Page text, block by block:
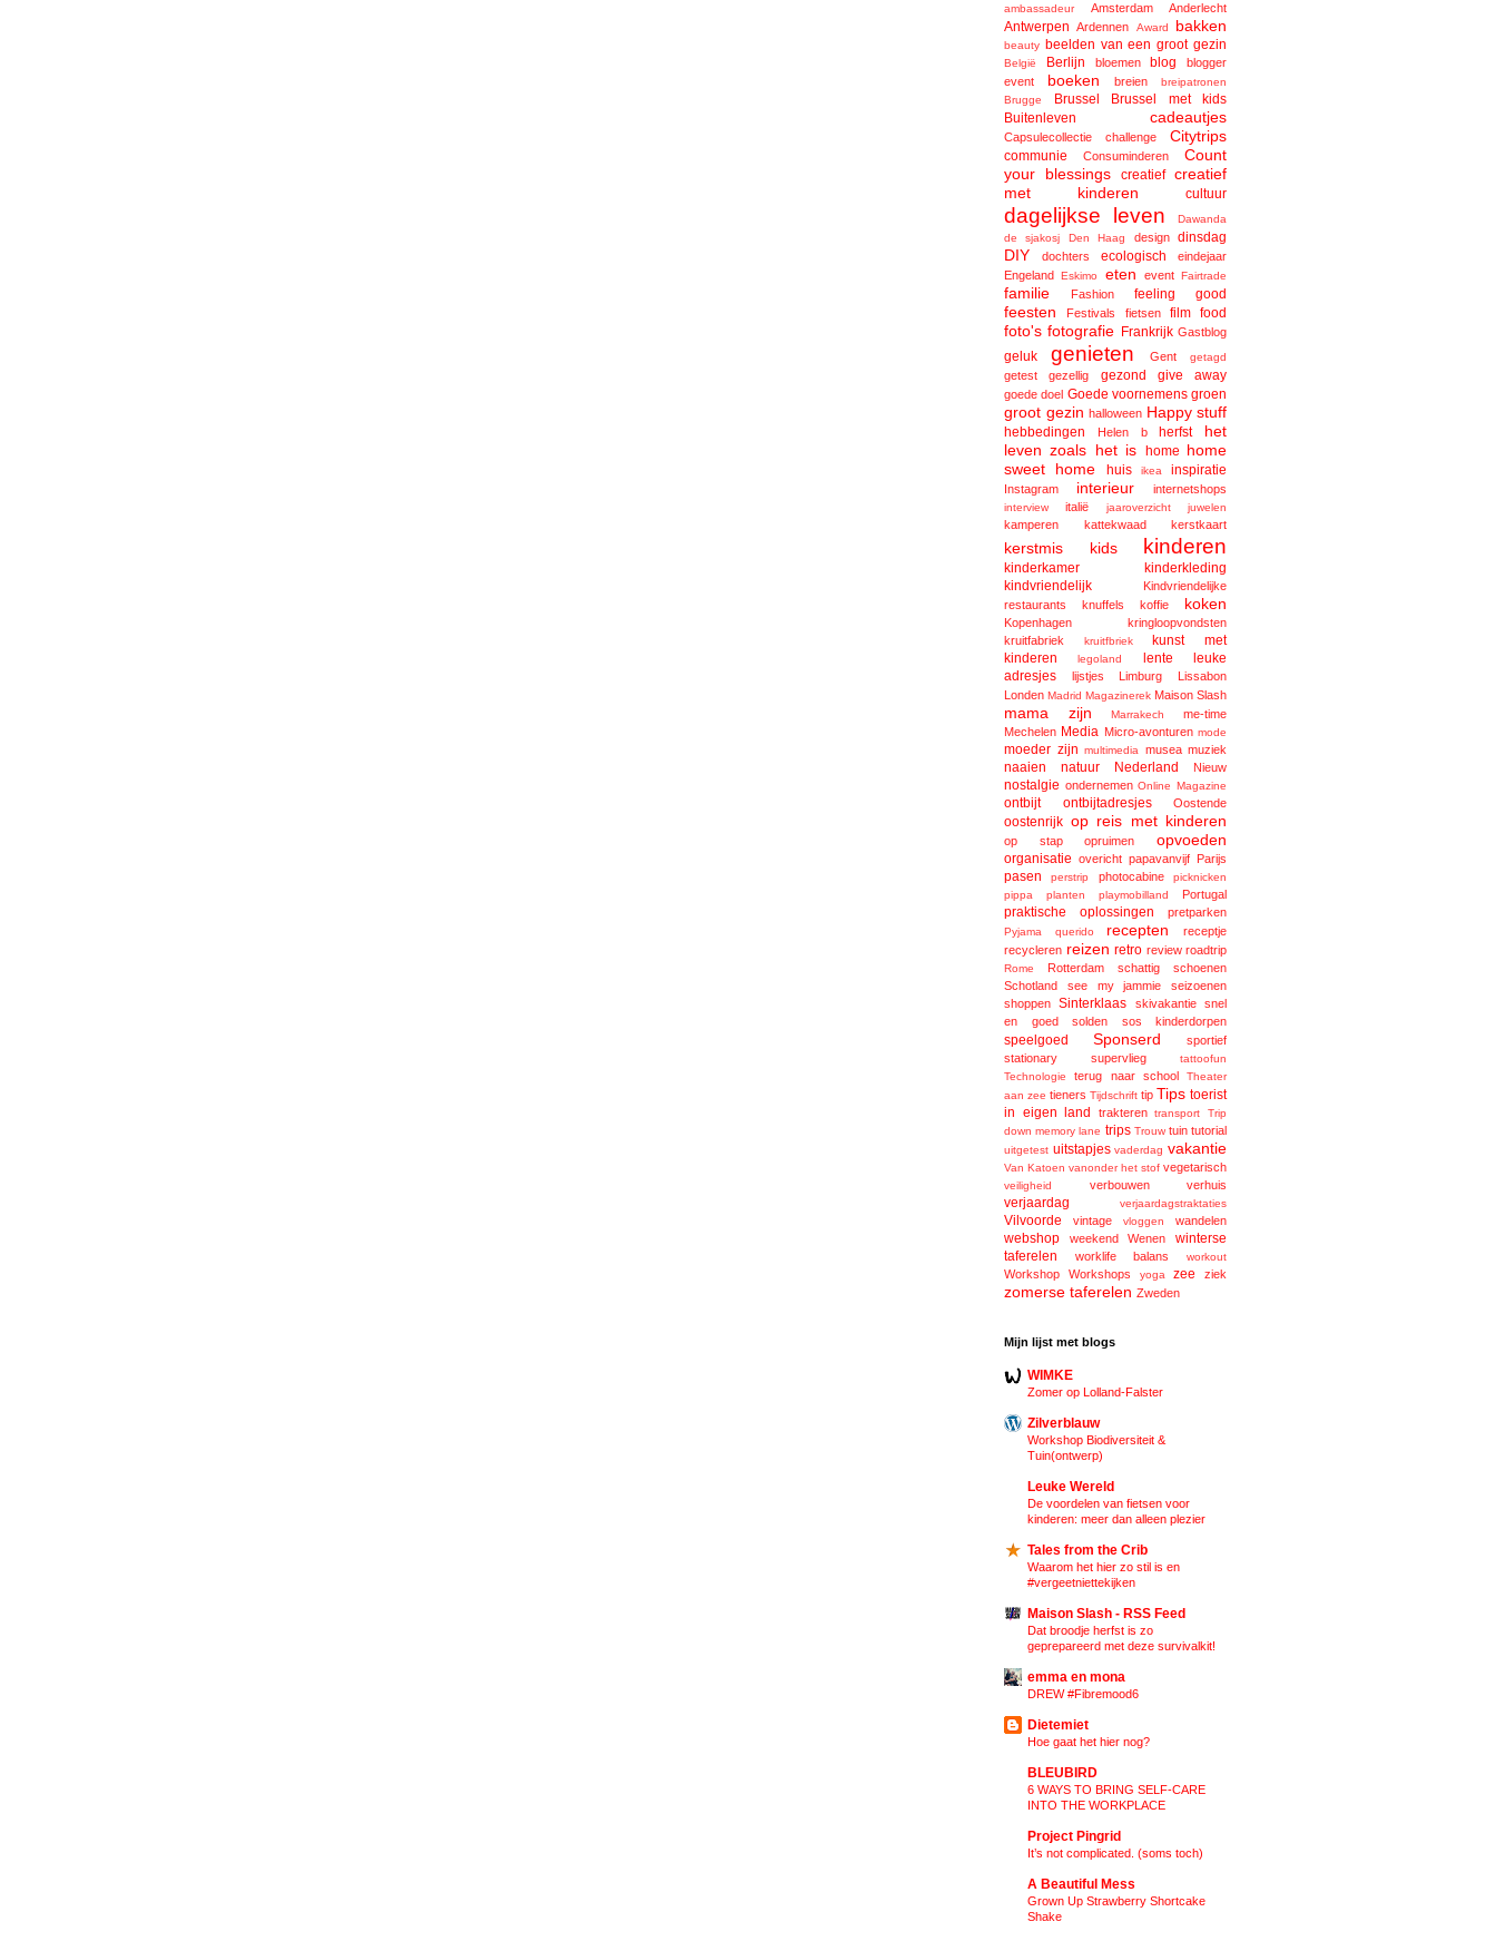
ambassadeur Amsterdam Anderlecht
Antwerpen Ardennen Award bakken
beauty beelden van een groot gezin
België Berlijn bloemen blog
blogger
event
boeken breien
breipatronen
Brugge
Brussel
Brussel met kids
Buitenleven
cadeautjes
Capsulecollectie challenge Citytrips
communie Consuminderen
Count
your blessings
creatief creatief
met kinderen
cultuur
dagelijkse leven
Dawanda
de sjakosj
Den Haag design dinsdag
DIY dochters ecologisch
eindejaar
Engeland
Eskimo eten event Fairtrade
familie Fashion feeling good
feesten Festivals fietsen film food
foto's fotografie Frankrijk Gastblog
geluk genieten Gent getagd
getest gezellig gezond give away
goede doel Goede voornemens groen
groot gezin halloween Happy stuff
hebbedingen Helen b herfst
het
leven zoals het is
home home
sweet home
huis ikea inspiratie
Instagram interieur internetshops
interview italië jaaroverzicht juwelen
kamperen kattekwaad kerstkaart
kerstmis kids kinderen
kinderkamer
kinderkleding
kindvriendelijk
Kindvriendelijke
restaurants
knuffels koffie koken
Kopenhagen
kringloopvondsten
kruitfabriek
kruitfbriek
kunst met
kinderen
legoland lente
leuke
adresjes
lijstjes Limburg
Lissabon
Londen Madrid Magazinerek Maison Slash
mama zijn Marrakech
me-time
Mechelen Media Micro-avonturen mode
moeder zijn multimedia musea muziek
naaien natuur Nederland Nieuw
nostalgie ondernemen Online Magazine
ontbijt ontbijtadresjes Oostende
oostenrijk op reis met kinderen
op stap opruimen opvoeden
organisatie overicht papavanvijf Parijs
pasen perstrip photocabine
picknicken
pippa
planten playmobilland Portugal
praktische oplossingen pretparken
Pyjama querido recepten
receptje
recycleren reizen retro review roadtrip
Rome Rotterdam schattig
schoenen
Schotland
see my jammie
seizoenen
shoppen
Sinterklaas skivakantie
snel
en goed
solden sos kinderdorpen
speelgoed Sponserd
sportief
stationary
supervlieg
tattoofun
Technologie
terug naar school
Theater
aan zee tieners Tijdschrift tip Tips toerist
in eigen land
trakteren transport
Trip
down memory lane trips Trouw tuin tutorial
uitgetest uitstapjes vaderdag vakantie
Van Katoen vanonder het stof vegetarisch
veiligheid verbouwen verhuis
verjaardag verjaardagstraktaties
Vilvoorde vintage vloggen wandelen
webshop weekend Wenen
winterse
taferelen
worklife balans workout
Workshop Workshops yoga zee ziek
zomerse taferelen Zweden
Mijn lijst met blogs
WIMKE
Zomer op Lolland-Falster
Zilverblauw
Workshop Biodiversiteit &
Tuin(ontwerp)
Leuke Wereld
De voordelen van fietsen voor
kinderen: meer dan alleen plezier
Tales from the Crib
Waarom het hier zo stil is en
#vergeetniettekijken
Maison Slash - RSS Feed
Dat broodje herfst is zo
geprepareerd met deze survivalkit!
emma en mona
DREW #Fibremood6
Dietemiet
Hoe gaat het hier nog?
BLEUBIRD
6 WAYS TO BRING SELF-CARE
INTO THE WORKPLACE
Project Pingrid
It’s not complicated. (soms toch)
A Beautiful Mess
Grown Up Strawberry Shortcake
Shake